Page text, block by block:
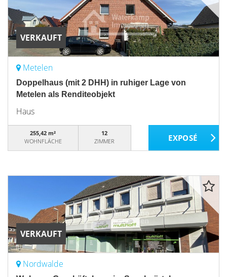
VERKAUFT
Metelen
Doppelhaus (mit 2 DHH) in ruhiger Lage von
Metelen als Renditeobjekt
Haus
255,42 m²
WOHNFLÄCHE
12
ZIMMER
VERKAUFT
Nordwalde